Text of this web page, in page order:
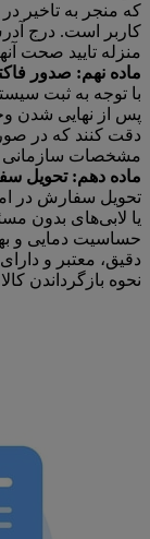
که منجر به تاخیر
کاربر است. درج
منزله تایید صحت
ماده نهم: صدور
با توجه به ثبت
پس از نهایی شدن
دقت کنند که در
مشخصات سازمانی
ماده دهم: تحویل
تحویل سفارش در
یا لابی‌های بدون
حساسیت دمایی و
دقیق، معتبر و
نحوه بازگرداندن کالا